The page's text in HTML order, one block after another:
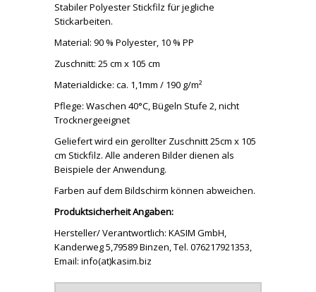
Stabiler Polyester Stickfilz für jegliche
Stickarbeiten.
Material: 90 % Polyester, 10 % PP
Zuschnitt: 25 cm x 105 cm
Materialdicke: ca. 1,1mm / 190 g/m²
Pflege: Waschen 40°C, Bügeln Stufe 2, nicht
Trocknergeeignet
Geliefert wird ein gerollter Zuschnitt 25cm x 105
cm Stickfilz. Alle anderen Bilder dienen als
Beispiele der Anwendung.
Farben auf dem Bildschirm können abweichen.
Produktsicherheit Angaben:
Hersteller/ Verantwortlich: KASIM GmbH,
Kanderweg 5,79589 Binzen, Tel. 076217921353,
Email: info(at)kasim.biz